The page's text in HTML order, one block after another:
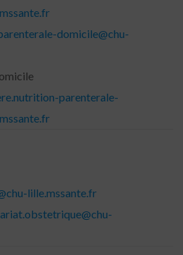
domicile@chu-
parenterale-
lille.mssante.fr